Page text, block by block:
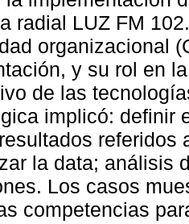
radial LUZ FM
organizacional
y su rol en
de las
implicó: definir
referidos
la data; análisis
Los casos
competencias